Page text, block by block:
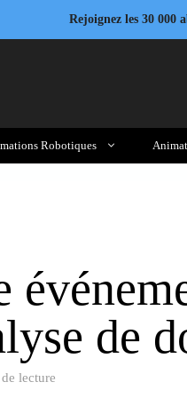
Rejoignez les 30 000
Robotiques
de
lecture